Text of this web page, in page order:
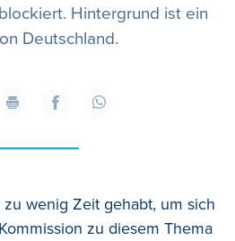
Hintergrund ist ein
Deutschland.
wenig Zeit gehabt, um sich
zu diesem Thema